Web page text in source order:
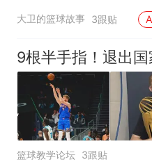
王，那德罗赞算什
大卫的篮球故事 3跟贴
9根半手指！退出
篮球教学论坛 3跟贴